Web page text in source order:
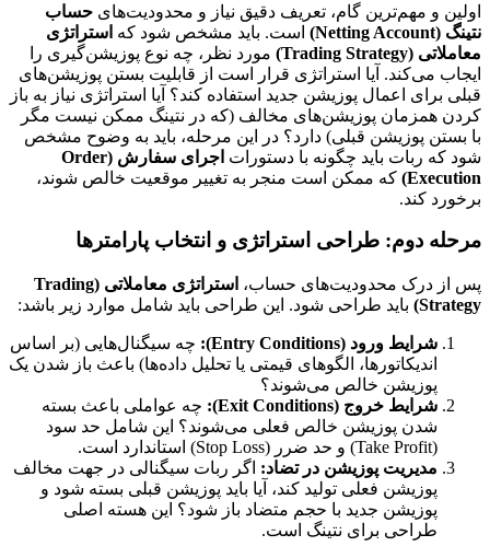
اولین و مهم‌ترین گام، تعریف دقیق نیاز و محدودیت‌های حساب
نتینگ (Netting Account)
است. باید مشخص شود که استراتژی
معاملاتی (Trading Strategy)
مورد نظر، چه نوع پوزیشن‌گیری را
ایجاب می‌کند. آیا استراتژی قرار است از قابلیت بستن پوزیشن‌های
قبلی برای اعمال پوزیشن جدید استفاده کند؟ آیا استراتژی نیاز به باز
کردن همزمان پوزیشن‌های مخالف (که در نتینگ ممکن نیست مگر
با بستن پوزیشن قبلی) دارد؟ در این مرحله، باید به وضوح مشخص
شود که ربات باید چگونه با دستورات
اجرای سفارش (Order
Execution) که ممکن است منجر به تغییر موقعیت خالص شوند،
برخورد کند.
مرحله دوم: طراحی استراتژی و انتخاب پارامترها
پس از درک محدودیت‌های حساب،
استراتژی معاملاتی (Trading
Strategy) باید طراحی شود. این طراحی باید شامل موارد زیر باشد:
شرایط ورود (Entry Conditions):
چه سیگنال‌هایی (بر اساس
اندیکاتورها، الگوهای قیمتی یا تحلیل داده‌ها) باعث باز شدن یک
پوزیشن خالص می‌شوند؟
شرایط خروج (Exit Conditions):
چه عواملی باعث بسته
شدن پوزیشن خالص فعلی می‌شوند؟ این شامل حد سود
(Take Profit) و حد ضرر (Stop Loss) استاندارد است.
مدیریت پوزیشن در تضاد: اگر ربات سیگنالی در جهت مخالف
پوزیشن فعلی تولید کند، آیا باید پوزیشن قبلی بسته شود و
پوزیشن جدید با حجم متضاد باز شود؟ این هسته اصلی
طراحی برای نتینگ است.